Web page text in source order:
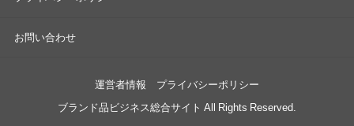
お問い合わせ
運営者情報 プライバシーポリシー
ブランド品ビジネス総合サイト All Rights Reserved.